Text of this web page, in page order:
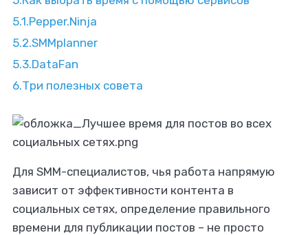
5.1.Pepper.Ninja
5.2.SMMplanner
5.3.DataFan
6.Три полезных совета
в
на бирже Ворк24
Для SMM-специалистов, чья работа напрямую
зависит от эффективности контента в
социальных сетях, определение правильного
времени для публикации постов – не просто